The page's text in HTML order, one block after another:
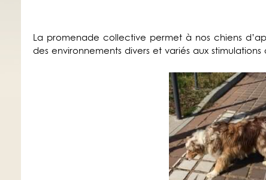
La promenade collective permet à nos chiens
des environnements divers et variés aux stimulations